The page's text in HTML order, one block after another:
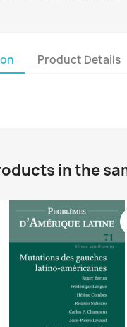
Product Details
in the